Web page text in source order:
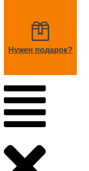
Нужен подарок?